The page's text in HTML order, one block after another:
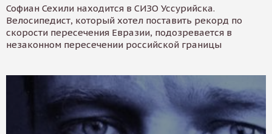
Софиан Сехили находится в СИЗО Уссурийска.
Велосипедист, который хотел поставить рекорд по
скорости пересечения Евразии, подозревается в
незаконном пересечении российской границы